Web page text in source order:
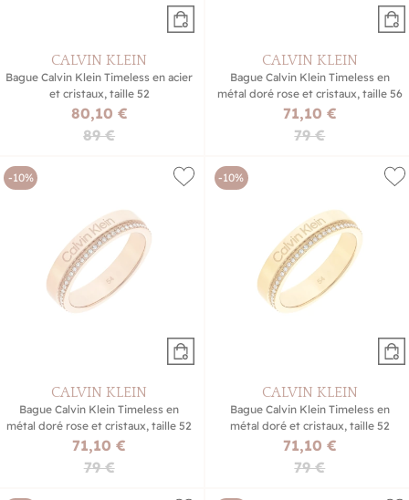
CALVIN KLEIN
Bague Calvin Klein Timeless en acier
et cristaux, taille 52
80,10 €
89 €
CALVIN KLEIN
Bague Calvin Klein Timeless en
métal doré rose et cristaux, taille 56
71,10 €
79 €
-10%
CALVIN KLEIN
Bague Calvin Klein Timeless en
métal doré rose et cristaux, taille 52
71,10 €
79 €
-10%
CALVIN KLEIN
Bague Calvin Klein Timeless en
métal doré et cristaux, taille 52
71,10 €
79 €